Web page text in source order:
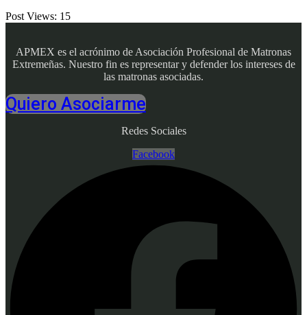
Post Views: 15
APMEX es el acrónimo de Asociación Profesional de Matronas
Extremeñas. Nuestro fin es representar y defender los intereses de
las matronas asociadas.
Quiero Asociarme
Redes Sociales
Facebook